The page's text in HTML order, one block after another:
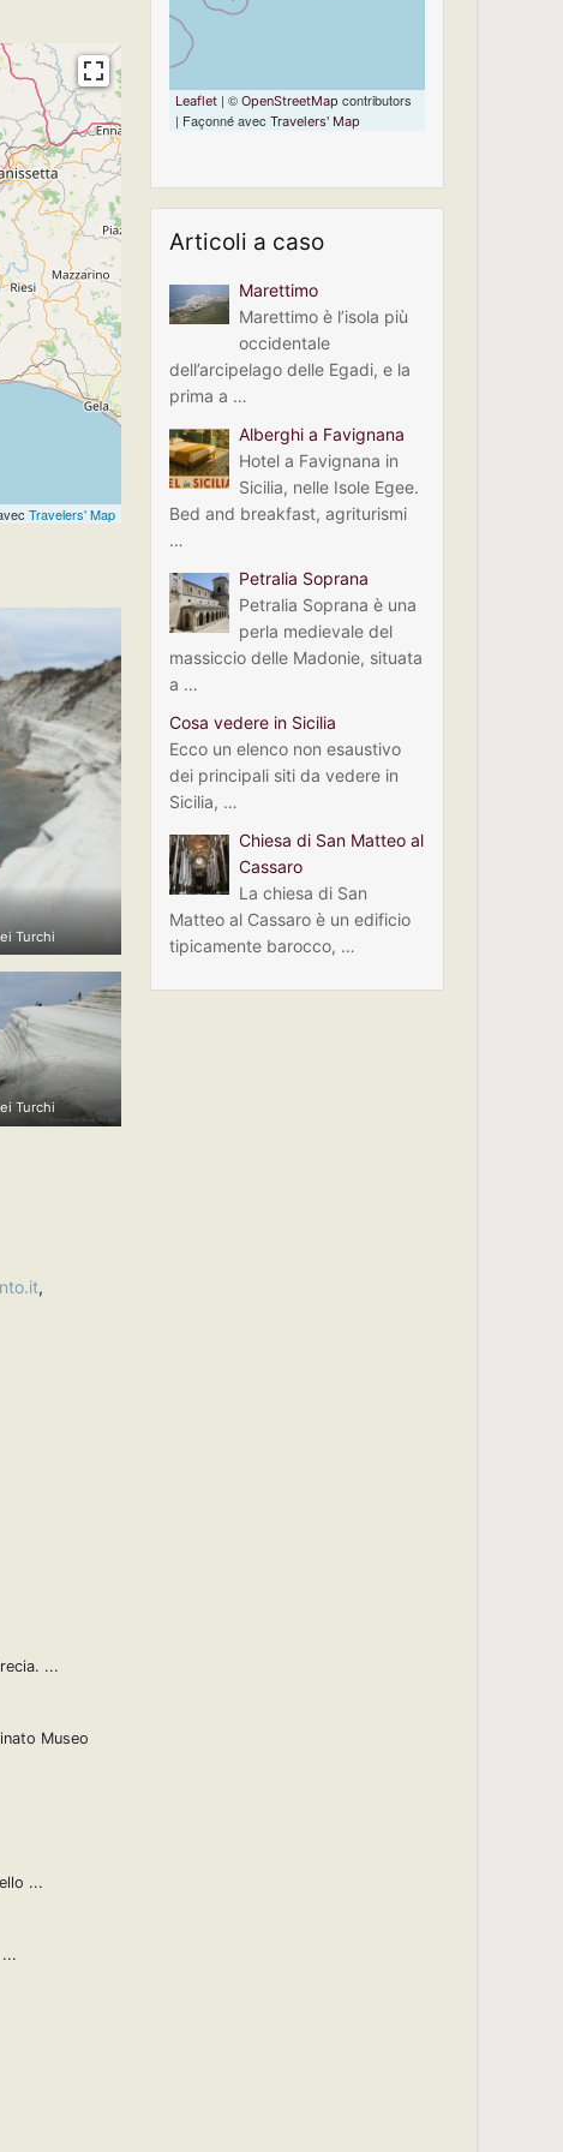
Travelers' Map
Turchi
Turchi
,
...
Museo
...
Leaflet | ©OpenStreetMap contributors
| Façonné avecTravelers' Map
Articoli a caso
Marettimo
Marettimo è l’isola più
occidentale
dell’arcipelago delle Egadi, e la
prima a …
Alberghi a Favignana
Hotel a Favignana in
Sicilia, nelle Isole Egee.
Bed and breakfast, agriturismi
…
Petralia Soprana
Petralia Soprana è una
perla medievale del
massiccio delle Madonie, situata
a …
Cosa vedere in Sicilia
Ecco un elenco non esaustivo
dei principali siti da vedere in
Sicilia, …
Chiesa di San Matteo al
Cassaro
La chiesa di San
Matteo al Cassaro è un edificio
tipicamente barocco, …